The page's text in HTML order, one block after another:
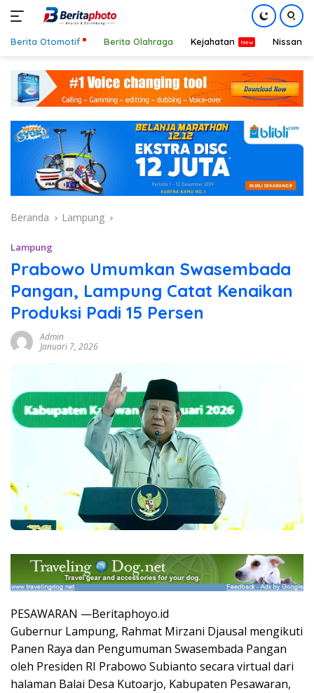
konten
Berita Otomotif Berita Olahraga Kejahatan Nissan
Beranda Lampung
Lampung
Prabowo Umumkan Swasembada
Pangan, Lampung Catat Kenaikan
Produksi Padi 15 Persen
Admin
Januari 7, 2026
PESAWARAN —Beritaphoyo.id
Gubernur Lampung, Rahmat Mirzani Djausal mengikuti
Panen Raya dan Pengumuman Swasembada Pangan
oleh Presiden RI Prabowo Subianto secara virtual dari
halaman Balai Desa Kutoarjo, Kabupaten Pesawaran,